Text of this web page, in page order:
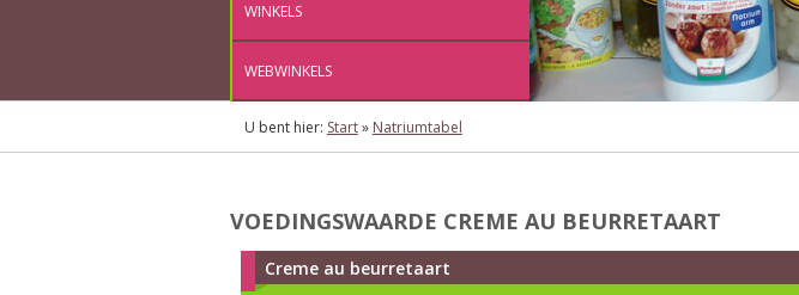
WINKELS
WEBWINKELS
U bent hier: Start» Natriumtabel
VOEDINGSWAARDE CREME AU BEURRETAART
Creme au beurretaart